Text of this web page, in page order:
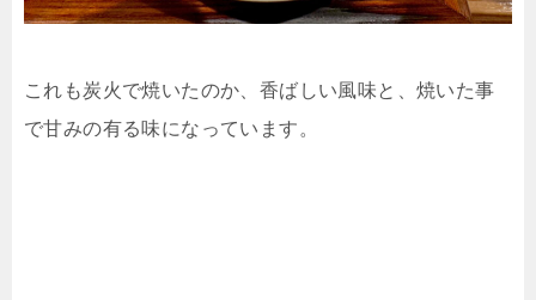
これも炭火で焼いたのか、香ばしい風味と、焼いた事
で甘みの有る味になっています。